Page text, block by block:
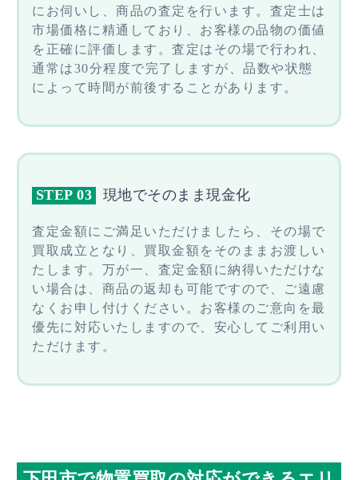
にお伺いし、商品の査定を行います。査定士は
市場価格に精通しており、お客様の品物の価値
を正確に評価します。査定はその場で行われ、
通常は30分程度で完了しますが、品数や状態
によって時間が前後することがあります。
STEP 03 現地でそのまま現金化
査定金額にご満足いただけましたら、その場で
買取成立となり、買取金額をそのままお渡しい
たします。万が一、査定金額に納得いただけな
い場合は、商品の返却も可能ですので、ご遠慮
なくお申し付けください。お客様のご意向を最
優先に対応いたしますので、安心してご利用い
ただけます。